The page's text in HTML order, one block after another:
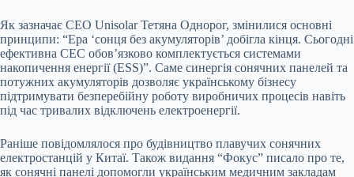
Як зазначає CEO Unisolar Тетяна Однорог, змінилися основні
принципи: “Ера ‘сонця без акумуляторів’ добігла кінця. Сьогодні
ефективна СЕС обов’язково комплектується системами
накопичення енергії (ESS)”. Саме синергія сонячних панелей та
потужних акумуляторів дозволяє українському бізнесу
підтримувати безперебійну роботу виробничих процесів навіть
під час тривалих відключень електроенергії.
Раніше повідомлялося про будівництво плавучих сонячних
електростанцій у Китаї. Також видання “Фокус” писало про те,
як сонячні панелі допомогли українським медичним закладам